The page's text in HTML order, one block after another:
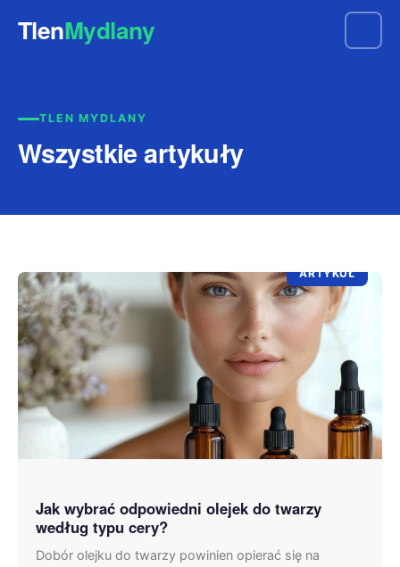
TlenMydlany
TLEN MYDLANY
Wszystkie artykuły
ARTYKUŁ
Jak wybrać odpowiedni olejek do twarzy
według typu cery?
Dobór olejku do twarzy powinien opierać się na